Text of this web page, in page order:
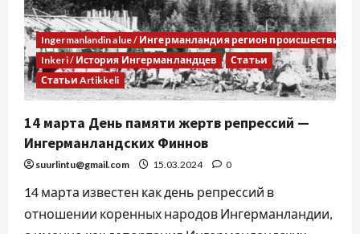
Ingermanlandin alue / Ингерманландия регион происшествия
Inkeri / История Ингерманландцев
Статьи
Статьи Artikkeli
14 марта День памяти жертв репрессий —
Ингерманландских Финнов
suurlintu@gmail.com 15.03.2024 0
14 марта известен как день репрессий в
отношении коренных народов Ингерманландии,